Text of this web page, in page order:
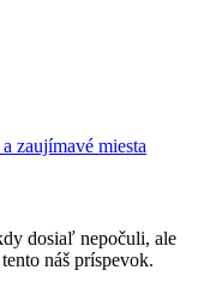
dosiaľ nepočuli, ale
náš príspevok.